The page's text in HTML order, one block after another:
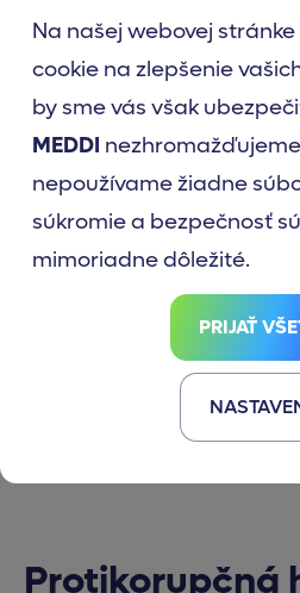
LINKA
+420
Protikorupčná
Na našej webovej
cookie na zlepšenie
by sme vás však
MEDDI
nepoužívame žiadne
súkromie a bezpečnosť
mimoriadne dôležité.
PRIJAŤ